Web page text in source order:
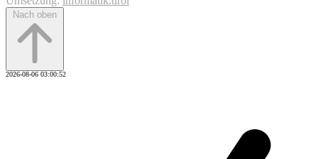
Nach oben
2026-08-06 03:00:52